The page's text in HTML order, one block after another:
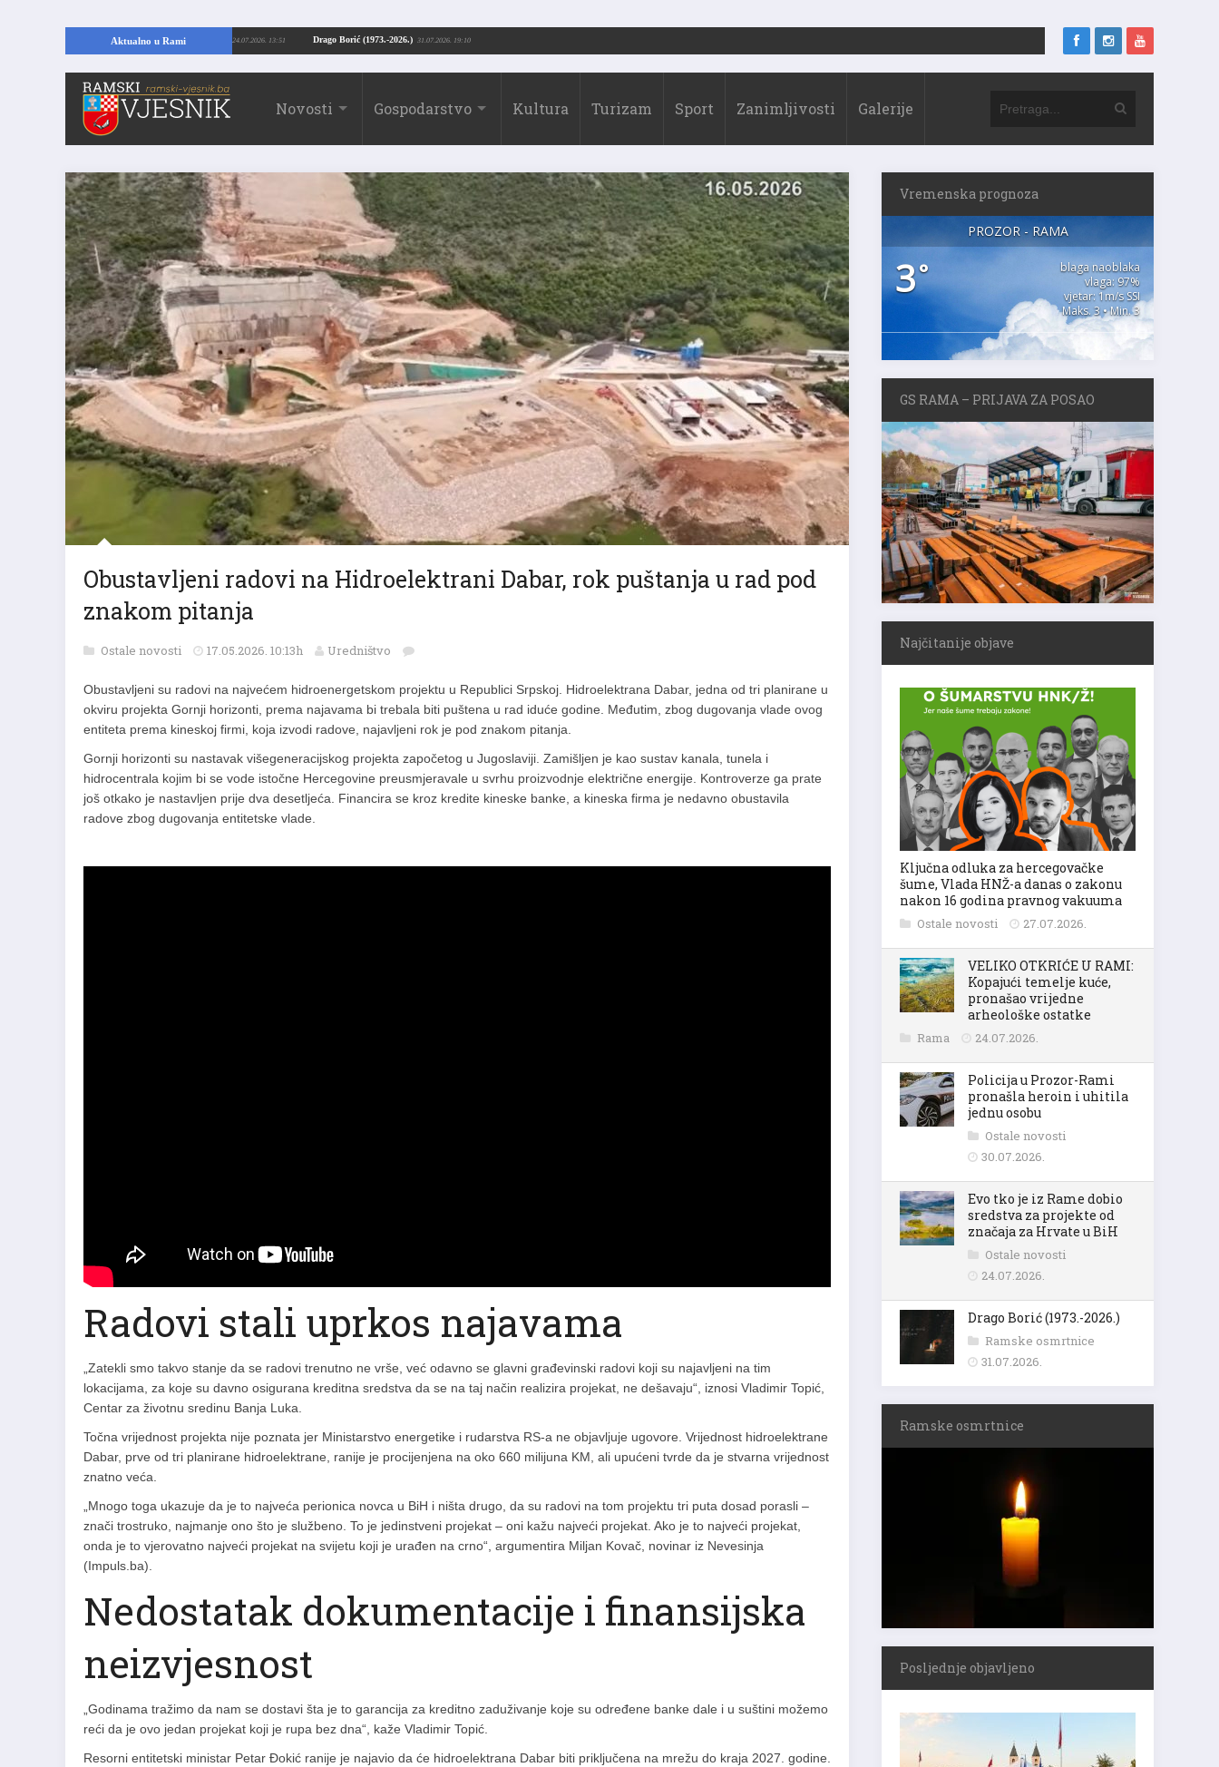
Aktualno u Rami Drago Borić (1973.-2026.)
U RAMI: Kopajući temelje kuće, pronašao vrijedne arheološke ostatke 24.07.2026. 13:51
Novosti Gospodarstvo Kultura Turizam Sport Zanimljivosti Galerije
Obustavljeni radovi na Hidroelektrani Dabar, rok puštanja u rad pod
znakom pitanja
Ostale novosti 17.05.2026. 10:13h Uredništvo
Obustavljeni su radovi na najvećem hidroenergetskom projektu u Republici Srpskoj. Hidroelektrana Dabar, jedna od tri planirane u
okviru projekta Gornji horizonti, prema najavama bi trebala biti puštena u rad iduće godine. Međutim, zbog dugovanja vlade ovog
entiteta prema kineskoj firmi, koja izvodi radove, najavljeni rok je pod znakom pitanja.
Gornji horizonti su nastavak višegeneracijskog projekta započetog u Jugoslaviji. Zamišljen je kao sustav kanala, tunela i
hidrocentrala kojim bi se vode istočne Hercegovine preusmjeravale u svrhu proizvodnje električne energije. Kontroverze ga prate
još otkako je nastavljen prije dva desetljeća. Financira se kroz kredite kineske banke, a kineska firma je nedavno obustavila
radove zbog dugovanja entitetske vlade.
Radovi stali uprkos najavama
„Zatekli smo takvo stanje da se radovi trenutno ne vrše, već odavno se glavni građevinski radovi koji su najavljeni na tim
lokacijama, za koje su davno osigurana kreditna sredstva da se na taj način realizira projekat, ne dešavaju“, iznosi Vladimir Topić,
Centar za životnu sredinu Banja Luka.
Točna vrijednost projekta nije poznata jer Ministarstvo energetike i rudarstva RS-a ne objavljuje ugovore. Vrijednost hidroelektrane
Dabar, prve od tri planirane hidroelektrane, ranije je procijenjena na oko 660 milijuna KM, ali upućeni tvrde da je stvarna vrijednost
znatno veća.
„Mnogo toga ukazuje da je to najveća perionica novca u BiH i ništa drugo, da su radovi na tom projektu tri puta dosad porasli –
znači trostruko, najmanje ono što je službeno. To je jedinstveni projekat – oni kažu najveći projekat. Ako je to najveći projekat,
onda je to vjerovatno najveći projekat na svijetu koji je urađen na crno“, argumentira Miljan Kovač, novinar iz Nevesinja
(Impuls.ba).
Nedostatak dokumentacije i finansijska
neizvjesnost
„Godinama tražimo da nam se dostavi šta je to garancija za kreditno zaduživanje koje su određene banke dale i u suštini možemo
reći da je ovo jedan projekat koji je rupa bez dna“, kaže Vladimir Topić.
Resorni entitetski ministar Petar Đokić ranije je najavio da će hidroelektrana Dabar biti priključena na mrežu do kraja 2027. godine.
Vremenska prognoza
PROZOR - RAMA
3°
blaga naoblaka
vlaga: 97%
vjetar: 1m/s SSI
Maks. 3 • Min. 3
GS RAMA – PRIJAVA ZA POSAO
Najčitanije objave
Ključna odluka za hercegovačke
šume, Vlada HNŽ-a danas o zakonu
nakon 16 godina pravnog vakuuma
Ostale novosti 27.07.2026.
VELIKO OTKRIĆE U RAMI:
Kopajući temelje kuće,
pronašao vrijedne
arheološke ostatke
Rama 24.07.2026.
Policija u Prozor-Rami
pronašla heroin i uhitila
jednu osobu
Ostale novosti
30.07.2026.
Evo tko je iz Rame dobio
sredstva za projekte od
značaja za Hrvate u BiH
Ostale novosti
24.07.2026.
Drago Borić (1973.-2026.)
Ramske osmrtnice
31.07.2026.
Ramske osmrtnice
Posljednje objavljeno